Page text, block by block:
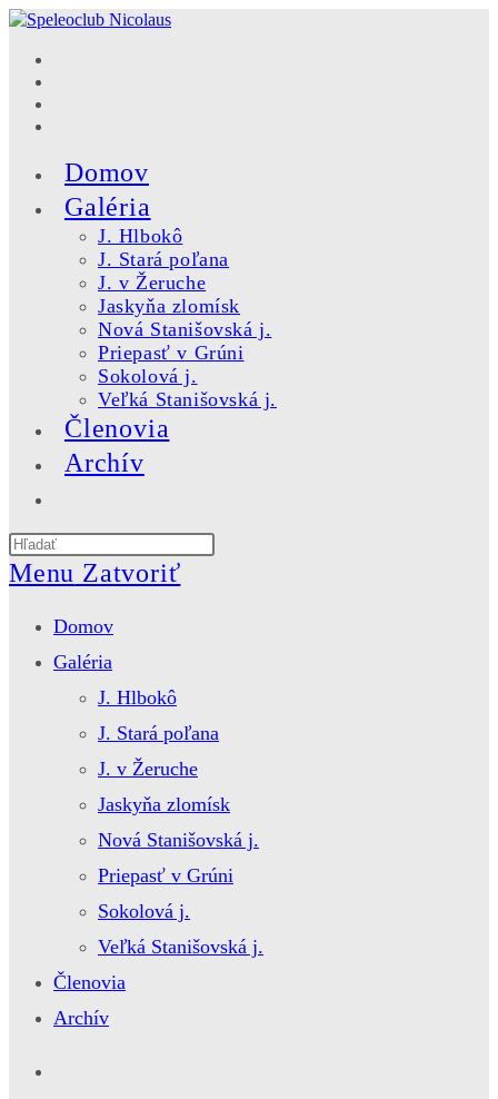
Skip
content
Domov
Galéria
J. Hlbokô
J. Stará poľana
J. v Žeruche
Jaskyňa zlomísk
Nová Stanišovská j.
Priepasť v Grúni
Sokolová j.
Veľká Stanišovská j.
Členovia
Archív
website
search
Menu Zatvoriť
Domov
Galéria
J. Hlbokô
J. Stará poľana
J. v Žeruche
Jaskyňa zlomísk
Nová Stanišovská j.
Priepasť v Grúni
Sokolová j.
Veľká Stanišovská j.
Členovia
Archív